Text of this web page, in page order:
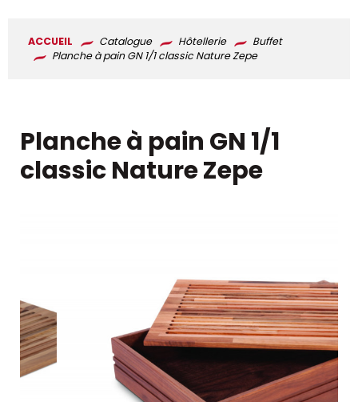
ACCUEIL Catalogue Hôtellerie
Buffet
Planche à pain GN 1/1 classic Nature Zepe
Planche à pain GN 1/1
classic Nature Zepe